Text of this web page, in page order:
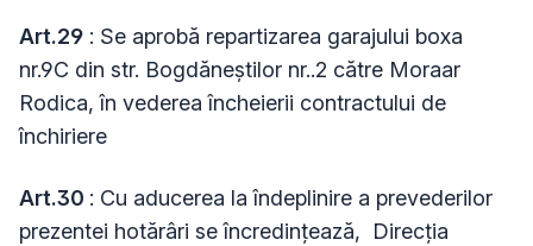
Art.29 : Se aprobă repartizarea garajului boxa
nr.9C din str. Bogdăneștilor nr..2 către Moraar
Rodica, în vederea încheierii contractului de
închiriere
Art.30 : Cu aducerea la îndeplinire a prevederilor
prezentei hotărâri se încredințează,
Direcția